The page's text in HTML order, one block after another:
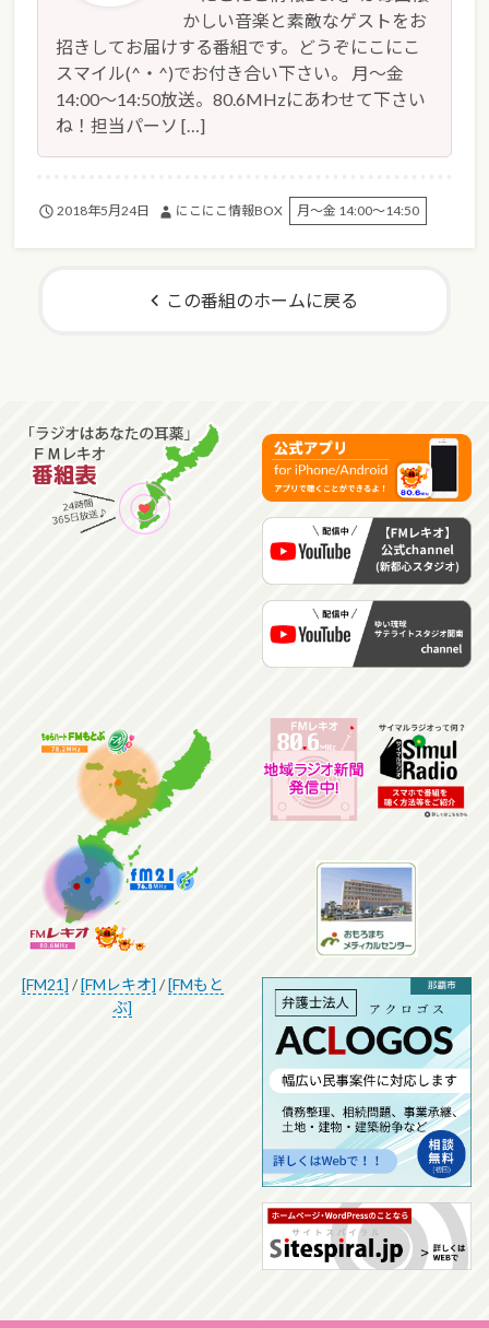
かしい音楽と素敵なゲストをお
招きしてお届けする番組です。どうぞにこにこ
スマイル(^・^)でお付き合い下さい。 月～金
14:00～14:50放送。80.6MHzにあわせて下さい
ね！担当パーソ […]
2018年5月24日 にこにこ情報BOX 月～金 14:00～14:50
この番組のホームに戻る
[FM21] /[FMレキオ] /[FMもと
ぶ]